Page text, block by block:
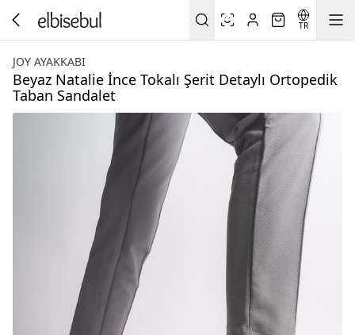
TR
JOY AYAKKABI
Beyaz Natalie İnce Tokalı Şerit Detaylı Ortopedik
Taban Sandalet